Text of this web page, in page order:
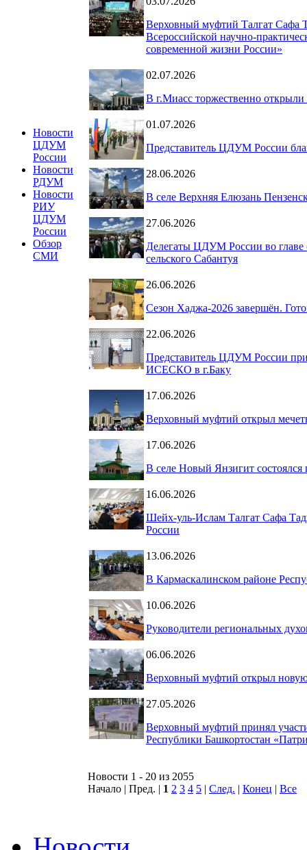
Новости
ЦДУМ
России
Новости
РДУМ
Новости
РИУ
ЦДУМ
России
Обзор
СМИ
Верховный муфтий Талгат Сафа
Всероссийской научно-
современной жизни России»
02.07.2026
В г.Миасс торжественно
01.07.2026
Представитель ЦДУМ России
28.06.2026
В селе Верхняя Елюзань
27.06.2026
Делегаты ЦДУМ России во главе
сельского Сабантуя
26.06.2026
Сезон Хаджа-2026 завершён.
22.06.2026
Представитель ЦДУМ России
ИСЕСКО в г.Баку
17.06.2026
Верховный муфтий открыл
17.06.2026
В селе Новый Янзигит
16.06.2026
Шейх-уль-Ислам Талгат Сафа
России
13.06.2026
В Кармаскалинском районе
10.06.2026
Руководители региональных
06.06.2026
Верховный муфтий открыл новую
27.05.2026
Верховный муфтий принял
Республики Башкортостан
Новости 1 - 20 из 2055
Начало | Пред. | 1 2 3 4 5 | След. | Конец | Все